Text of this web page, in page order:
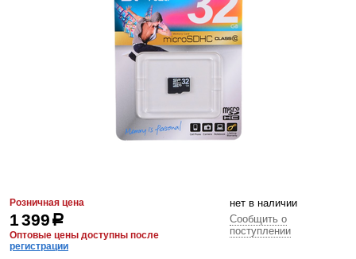
Розничная цена
1 399р
Оптовые цены доступны после
регистрации
нет в наличии
Сообщить о
поступлении